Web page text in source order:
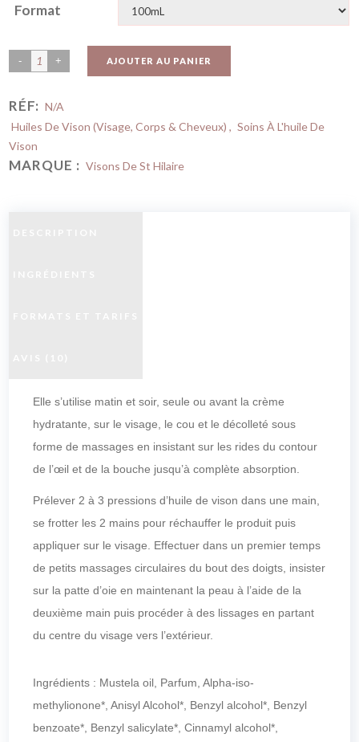
Format
AJOUTER AU PANIER
RÉF: N/A
Huiles De Vison (Visage, Corps & Cheveux) , Soins À L'huile De
Vison
MARQUE : Visons De St Hilaire
Elle s’utilise matin et soir, seule ou avant la crème
hydratante, sur le visage, le cou et le décolleté sous
forme de massages en insistant sur les rides du contour
de l’œil et de la bouche jusqu’à complète absorption.
Prélever 2 à 3 pressions d’huile de vison dans une main,
se frotter les 2 mains pour réchauffer le produit puis
appliquer sur le visage. Effectuer dans un premier temps
de petits massages circulaires du bout des doigts, insister
sur la patte d’oie en maintenant la peau à l’aide de la
deuxième main puis procéder à des lissages en partant
du centre du visage vers l’extérieur.
Ingrédients : Mustela oil, Parfum, Alpha-iso-
methylionone*, Anisyl Alcohol*, Benzyl alcohol*, Benzyl
benzoate*, Benzyl salicylate*, Cinnamyl alcohol*,